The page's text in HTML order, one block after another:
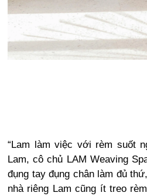
“Lam làm việc với rèm suốt
Lam, cô chủ LAM Weaving
đụng tay đụng chân làm đủ
nhà riêng Lam cũng ít treo